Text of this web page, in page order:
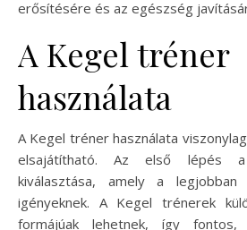
erősítésére és az egészség
A Kegel tréner
használata
A Kegel tréner használata
elsajátítható. Az első lépés
kiválasztása, amely a
igényeknek. A Kegel trénerek
formájúak lehetnek, így fontos,